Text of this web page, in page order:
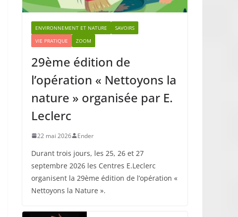
ENVIRONNEMENT ET NATURE
SAVOIRS
VIE PRATIQUE
ZOOM
29ème édition de
l’opération « Nettoyons la
nature » organisée par E.
Leclerc
22 mai 2026 Ender
Durant trois jours, les 25, 26 et 27
septembre 2026 les Centres E.Leclerc
organisent la 29ème édition de l’opération «
Nettoyons la Nature ».